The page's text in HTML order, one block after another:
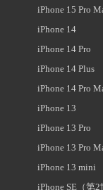
iPhone 15 Pro
iPhone 14
iPhone 14 Pro
iPhone 14 Plus
iPhone 14 Pro
iPhone 13
iPhone 13 Pro
iPhone 13 Pro
iPhone 13 mini
iPhone SE（第2